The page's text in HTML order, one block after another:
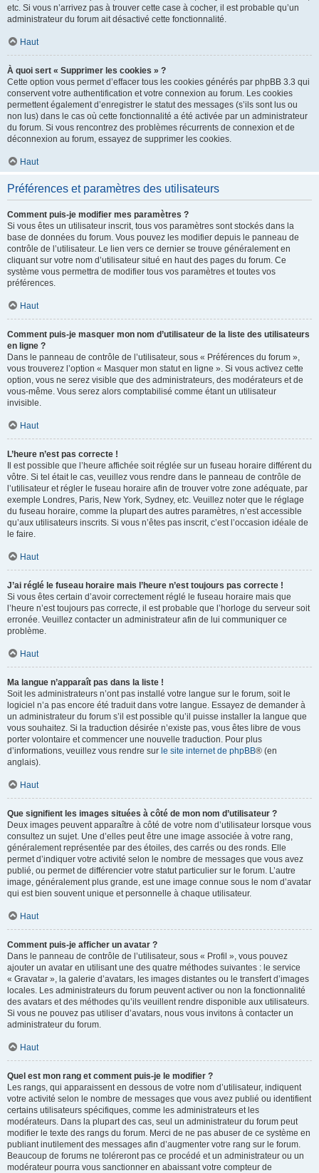
etc. Si vous n’arrivez pas à trouver cette case à cocher, il est probable qu’un
administrateur du forum ait désactivé cette fonctionnalité.
Haut
À quoi sert « Supprimer les cookies » ?
Cette option vous permet d’effacer tous les cookies générés par phpBB 3.3 qui
conservent votre authentification et votre connexion au forum. Les cookies
permettent également d’enregistrer le statut des messages (s’ils sont lus ou
non lus) dans le cas où cette fonctionnalité a été activée par un administrateur
du forum. Si vous rencontrez des problèmes récurrents de connexion et de
déconnexion au forum, essayez de supprimer les cookies.
Haut
Préférences et paramètres des utilisateurs
Comment puis-je modifier mes paramètres ?
Si vous êtes un utilisateur inscrit, tous vos paramètres sont stockés dans la
base de données du forum. Vous pouvez les modifier depuis le panneau de
contrôle de l’utilisateur. Le lien vers ce dernier se trouve généralement en
cliquant sur votre nom d’utilisateur situé en haut des pages du forum. Ce
système vous permettra de modifier tous vos paramètres et toutes vos
préférences.
Haut
Comment puis-je masquer mon nom d’utilisateur de la liste des utilisateurs
en ligne ?
Dans le panneau de contrôle de l’utilisateur, sous « Préférences du forum »,
vous trouverez l’option « Masquer mon statut en ligne ». Si vous activez cette
option, vous ne serez visible que des administrateurs, des modérateurs et de
vous-même. Vous serez alors comptabilisé comme étant un utilisateur
invisible.
Haut
L’heure n’est pas correcte !
Il est possible que l’heure affichée soit réglée sur un fuseau horaire différent du
vôtre. Si tel était le cas, veuillez vous rendre dans le panneau de contrôle de
l’utilisateur et régler le fuseau horaire afin de trouver votre zone adéquate, par
exemple Londres, Paris, New York, Sydney, etc. Veuillez noter que le réglage
du fuseau horaire, comme la plupart des autres paramètres, n’est accessible
qu’aux utilisateurs inscrits. Si vous n’êtes pas inscrit, c’est l’occasion idéale de
le faire.
Haut
J’ai réglé le fuseau horaire mais l’heure n’est toujours pas correcte !
Si vous êtes certain d’avoir correctement réglé le fuseau horaire mais que
l’heure n’est toujours pas correcte, il est probable que l’horloge du serveur soit
erronée. Veuillez contacter un administrateur afin de lui communiquer ce
problème.
Haut
Ma langue n’apparaît pas dans la liste !
Soit les administrateurs n’ont pas installé votre langue sur le forum, soit le
logiciel n’a pas encore été traduit dans votre langue. Essayez de demander à
un administrateur du forum s’il est possible qu’il puisse installer la langue que
vous souhaitez. Si la traduction désirée n’existe pas, vous êtes libre de vous
porter volontaire et commencer une nouvelle traduction. Pour plus
d’informations, veuillez vous rendre sur le site internet de phpBB® (en
anglais).
Haut
Que signifient les images situées à côté de mon nom d’utilisateur ?
Deux images peuvent apparaître à côté de votre nom d’utilisateur lorsque vous
consultez un sujet. Une d’elles peut être une image associée à votre rang,
généralement représentée par des étoiles, des carrés ou des ronds. Elle
permet d’indiquer votre activité selon le nombre de messages que vous avez
publié, ou permet de différencier votre statut particulier sur le forum. L’autre
image, généralement plus grande, est une image connue sous le nom d’avatar
qui est bien souvent unique et personnelle à chaque utilisateur.
Haut
Comment puis-je afficher un avatar ?
Dans le panneau de contrôle de l’utilisateur, sous « Profil », vous pouvez
ajouter un avatar en utilisant une des quatre méthodes suivantes : le service
« Gravatar », la galerie d’avatars, les images distantes ou le transfert d’images
locales. Les administrateurs du forum peuvent activer ou non la fonctionnalité
des avatars et des méthodes qu’ils veuillent rendre disponible aux utilisateurs.
Si vous ne pouvez pas utiliser d’avatars, nous vous invitons à contacter un
administrateur du forum.
Haut
Quel est mon rang et comment puis-je le modifier ?
Les rangs, qui apparaissent en dessous de votre nom d’utilisateur, indiquent
votre activité selon le nombre de messages que vous avez publié ou identifient
certains utilisateurs spécifiques, comme les administrateurs et les
modérateurs. Dans la plupart des cas, seul un administrateur du forum peut
modifier le texte des rangs du forum. Merci de ne pas abuser de ce système en
publiant inutilement des messages afin d’augmenter votre rang sur le forum.
Beaucoup de forums ne toléreront pas ce procédé et un administrateur ou un
modérateur pourra vous sanctionner en abaissant votre compteur de